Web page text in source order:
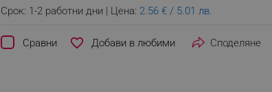
Срок: 1-2 работни дни | Цена: 2.56 € / 5.01 лв.
Сравни favorite_border Споделяне